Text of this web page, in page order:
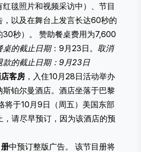
红毯照片和视频采访中）、节目
，以及在舞台上发言长达60秒的
30秒）。 赞助餐桌费用为7,600
桌的截止日期：9月23日。 取消
款的截止日期：9月23日
客房 ，入住10月28日活动举办
铂尔曼酒店。酒店坐落于巴黎
将于10月9日（周五）美国东部
请尽早预订，因为该酒店的预
中预订整版广告。
该节目册将